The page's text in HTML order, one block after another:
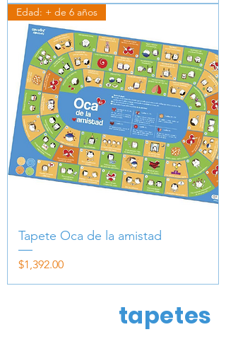
Edad: + de 6 años
Tapete Oca de la amistad
Precio
$1,392.00
tapetes